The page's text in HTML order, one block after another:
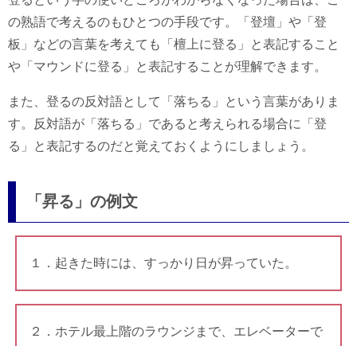
の熟語で考えるのもひとつの手段です。「登壇」や「登
板」などの言葉を考えても「檀上に登る」と表記すること
や「マウンドに登る」と表記することが理解できます。
また、登るの反対語として「落ちる」という言葉がありま
す。反対語が「落ちる」であると考えられる場合に「登
る」と表記するのだと覚えておくようにしましょう。
「昇る」の例文
１．起きた時には、すっかり日が昇っていた。
２．ホテル最上階のラウンジまで、エレベーターで